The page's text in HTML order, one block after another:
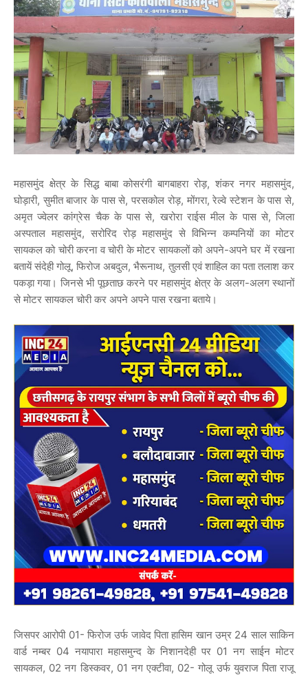
महासमुंद क्षेत्र के सिद्ध बाबा कोसरंगी बागबाहरा रोड़, शंकर नगर महासमुंद,
घोड़ारी, सुमीत बाजार के पास से, परसकोल रोड़, मोंगरा, रेल्वे स्टेशन के पास से,
अमृत ज्वेलर कांग्रेस चैक के पास से, खरोरा राईस मील के पास से, जिला
अस्पताल महासमुंद, सरोरिद रोड़ महासमुंद से विभिन्न कम्पनियों का मोटर
सायकल को चोरी करना व चोरी के मोटर सायकलों को अपने-अपने घर में रखना
बतायें संदेही गोलू, फिरोज अबदुल, भैरूनाथ, तुलसी एवं शाहिल का पता तलाश कर
पकड़ा गया। जिनसे भी पूछताछ करने पर महासमुंद क्षेत्र के अलग-अलग स्थानों
से मोटर सायकल चोरी कर अपने अपने पास रखना बताये।
जिसपर आरोपी 01- फिरोज उर्फ जावेद पिता हासिम खान उम्र 24 साल साकिन
वार्ड नम्बर 04 नयापारा महासमुन्द के निशानदेही पर 01 नग साईन मोटर
सायकल, 02 नग डिस्कवर, 01 नग एक्टीवा, 02- गोलू उर्फ युवराज पिता राजू